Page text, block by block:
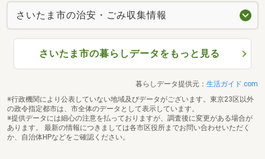
さいたま市の治安・ごみ収集情報
さいたま市の暮らしデータをもっと見る
暮らしデータ提供元： 生活ガイド.com
※行政機関により公表していない地域及びデータがございます。東京23区以外
の政令指定都市は、市全体のデータとして表示しています。
※提供データには細心の注意を払っておりますが、調査後に変更がある場合が
あります。 最新の情報につきましては各市区役所までお問い合わせいただく
か、自治体HPなどをご確認ください。